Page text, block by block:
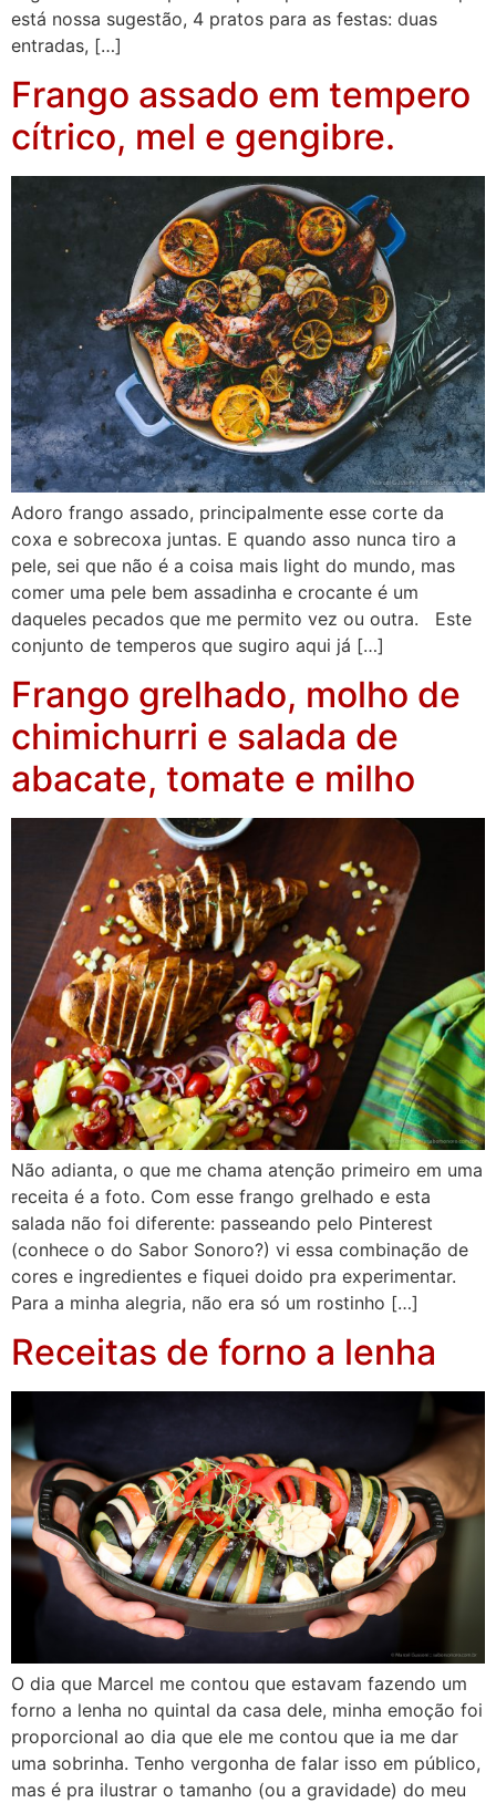
está nossa sugestão, 4 pratos para as festas: duas
entradas, […]
Frango assado em tempero
cítrico, mel e gengibre.
Adoro frango assado, principalmente esse corte da
coxa e sobrecoxa juntas. E quando asso nunca tiro a
pele, sei que não é a coisa mais light do mundo, mas
comer uma pele bem assadinha e crocante é um
daqueles pecados que me permito vez ou outra. Este
conjunto de temperos que sugiro aqui já […]
Frango grelhado, molho de
chimichurri e salada de
abacate, tomate e milho
Não adianta, o que me chama atenção primeiro em uma
receita é a foto. Com esse frango grelhado e esta
salada não foi diferente: passeando pelo Pinterest
(conhece o do Sabor Sonoro?) vi essa combinação de
cores e ingredientes e fiquei doido pra experimentar.
Para a minha alegria, não era só um rostinho […]
Receitas de forno a lenha
O dia que Marcel me contou que estavam fazendo um
forno a lenha no quintal da casa dele, minha emoção foi
proporcional ao dia que ele me contou que ia me dar
uma sobrinha. Tenho vergonha de falar isso em público,
mas é pra ilustrar o tamanho (ou a gravidade) do meu